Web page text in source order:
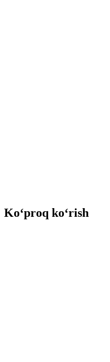
Ko‘proq ko‘rish